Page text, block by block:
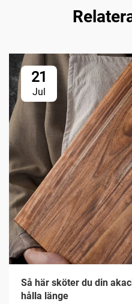
21
Jul
Så här sköter du din
hålla länge